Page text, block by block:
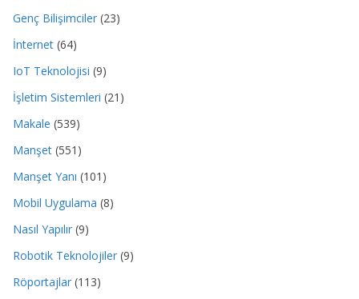
Genç Bilişimciler (23)
İnternet (64)
IoT Teknolojisi (9)
İşletim Sistemleri (21)
Makale (539)
Manşet (551)
Manşet Yanı (101)
Mobil Uygulama (8)
Nasıl Yapılır (9)
Robotik Teknolojiler (9)
Röportajlar (113)